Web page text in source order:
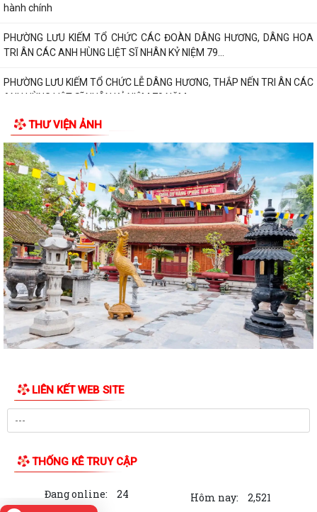
hành chính
PHƯỜNG LƯU KIẾM TỔ CHỨC CÁC ĐOÀN DÂNG HƯƠNG, DÂNG HOA
TRI ÂN CÁC ANH HÙNG LIỆT SĨ NHÂN KỶ NIỆM 79...
PHƯỜNG LƯU KIẾM TỔ CHỨC LỄ DÂNG HƯƠNG, THẮP NẾN TRI ÂN CÁC
ANH HÙNG LIỆT SĨ NHÂN KỶ NIỆM 79 NĂM...
QUY ĐỊNH SỐ 208-QĐ/TW VỀ THI HÀNH ĐIỀU LỆ ĐẢNG
Báo Đại biểu nhân dân đưa tin: Phường Lưu Kiếm triển khai “Kỳ họp số”
nâng cao hiệu quả hoạt động...
UBND phường Lưu Kiếm ban hành Kế hoạch Triển khai các hoạt động
thông tin, truyền thông y tế trên...
UBND phường Lưu Kiếm thông báo Về việc niêm yết công khai kết quả
kiểm tra hồ sơ đăng ký, cấp Giấy...
Kế hoạch Tuyên truyền Hội nghị công bố các Quyết định của Thủ tướng
Chính phủ về Khu kinh tế và...
Thuế cơ sở 4 thành phố Hải Phòng tuyên truyền nội dung về Thông tư
89/2026/TT-BTC ngày 30/6/2026...
LỆ GIỮA NĂM 2026)
HĐND phường Lưu Kiếm ban hành các Nghị quyết mới
tra hồ sơ đăng ký, cấp Giấy chứng...
Số hoá tại Trung tâm Phục vụ hành chính công phường Lưu Kiếm
THƯ VIỆN ẢNH
LIÊN KẾT WEB SITE
THỐNG KÊ TRUY CẬP
Đang online: 24 Hôm nay:
2,521